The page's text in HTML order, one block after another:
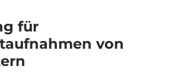
für
von